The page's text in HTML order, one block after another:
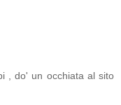
, do' un occhiata al sito